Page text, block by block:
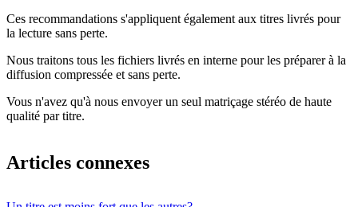
Ces recommandations s'appliquent également aux titres livrés pour
la lecture sans perte.
Nous traitons tous les fichiers livrés en interne pour les préparer à la
diffusion compressée et sans perte.
Vous n'avez qu'à nous envoyer un seul matriçage stéréo de haute
qualité par titre.
Articles connexes